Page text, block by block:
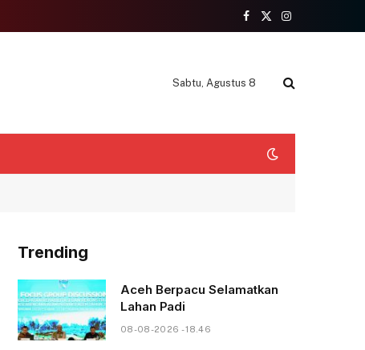
Facebook
X
Instagram
Sabtu, Agustus 8
Trending
Aceh Berpacu Selamatkan
Lahan Padi
08-08-2026 - 18.46